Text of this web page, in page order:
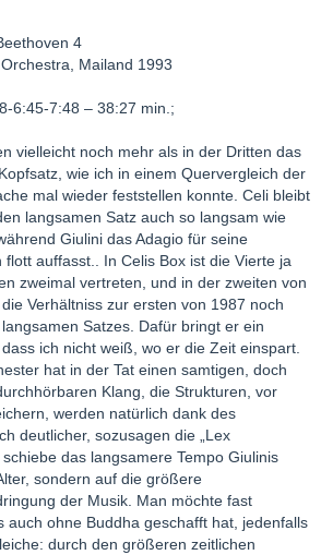
4
Mailand 1993
6:45-7:48 – 38:27 min.;
vielleicht noch mehr als in der Dritten das
wie ich in einem Quervergleich der
mal wieder feststellen konnte. Celi bleibt
langsamen Satz auch so langsam wie
Giulini das Adagio für seine
flott auffasst.. In Celis Box ist die Vierte ja
zweimal vertreten, und in der zweiten von
Verhältniss zur ersten von 1987 noch
Satzes. Dafür bringt er ein
ich nicht weiß, wo er die Zeit einspart.
hat in der Tat einen samtigen, doch
Klang, die Strukturen, vor
werden natürlich dank des
deutlicher, sozusagen die „Lex
das langsamere Tempo Giulinis
sondern auf die größere
der Musik. Man möchte fast
auch ohne Buddha geschafft hat, jedenfalls
durch den größeren zeitlichen